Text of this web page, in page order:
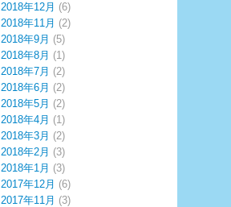
2018年12月 (6)
2018年11月 (2)
2018年9月 (5)
2018年8月 (1)
2018年7月 (2)
2018年6月 (2)
2018年5月 (2)
2018年4月 (1)
2018年3月 (2)
2018年2月 (3)
2018年1月 (3)
2017年12月 (6)
2017年11月 (3)